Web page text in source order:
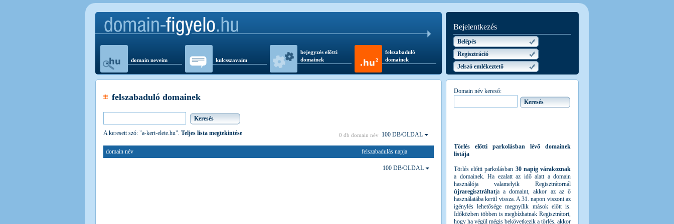
domain neveim kulcsszavaim
bejegyzés előtti
domainek
felszabaduló
domainek
Bejelentkezés
Belépés
Regisztráció
Jelszó emlékeztető
felszabaduló domainek
A keresett szó: "a-kert-elete.hu". Teljes lista megtekintése 0 db domain név 100 DB/OLDAL
domain név felszabadulás napja
100 DB/OLDAL
Domain név kereső:
Törlés előtti parkolásban lévő domainek
listája
Törlés előtti parkolásban 30 napig várakoznak
a domainek. Ha ezalatt az idő alatt a domain
használója valamelyik Regisztrátornál
újraregisztráltatja a domaint, akkor az az ő
használatába kerül vissza. A 31. napon viszont az
igénylés lehetősége megnyílik mások előtt is.
Időközben többen is megbízhatnak Regisztrátort,
hogy ha végül mégis bekövetkezik a törlés, akkor